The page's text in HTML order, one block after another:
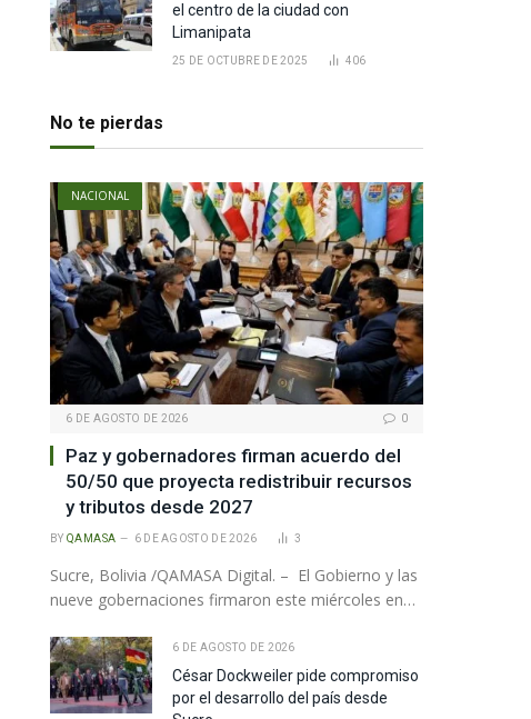
el centro de la ciudad con
Limanipata
25 DE OCTUBRE DE 2025 406
No te pierdas
NACIONAL
6 DE AGOSTO DE 2026 0
Paz y gobernadores firman acuerdo del
50/50 que proyecta redistribuir recursos
y tributos desde 2027
BY QAMASA 6 DE AGOSTO DE 2026 3
Sucre, Bolivia /QAMASA Digital. – El Gobierno y las
nueve gobernaciones firmaron este miércoles en…
6 DE AGOSTO DE 2026
César Dockweiler pide compromiso
por el desarrollo del país desde